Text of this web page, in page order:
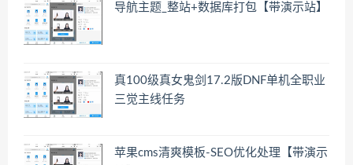
导航主题_整站+数据库打包【带演示站】
真100级真女鬼剑17.2版DNF单机全职业
三觉主线任务
苹果cms清爽模板-SEO优化处理【带演示